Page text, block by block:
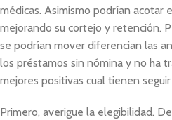
médicas. Asimismo podrían acotar
mejorando su cortejo y retención.
se podrí­an mover diferencian las
los préstamos sin nómina y no ha
mejores positivas cual tienen
Primero, averigue la elegibilidad.